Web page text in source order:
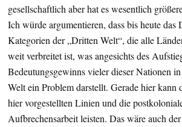
gesellschaftlich aber hat es wesentlich
Ich würde argumentieren, dass bis heute das
Kategorien der „Dritten Welt“, die alle
weit verbreitet ist, was angesichts des
Bedeutungsgewinns vieler dieser Nationen
Welt ein Problem darstellt. Gerade hier kann
hier vorgestellten Linien und die
Aufbrechensarbeit leisten. Das wäre auch